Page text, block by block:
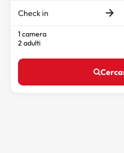
Check in
1 camera
2 adulti